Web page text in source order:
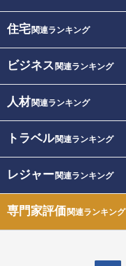
住宅関連ランキング
ビジネス 関連ランキング
人材関連ランキング
トラベル関連ランキング
レジャー関連ランキング
専門家評価関連ランキング